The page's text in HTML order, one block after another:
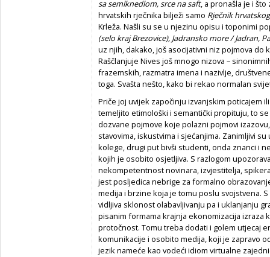
sa semlknedlom, srce na saft, a pronašla je i
hrvatskih rječnika bilježi samo Rječnik
Krleža. Našli su se u njezinu opisu i toponimi
(selo kraj Brezovice), Jadransko more / Jadran,
uz njih, dakako, još asocijativni niz pojmova do
Raščlanjuje Nives još mnogo nizova –
frazemskih, razmatra imena i nazivlje,
toga. Svašta nešto, kako bi rekao normalan
Priče joj uvijek započinju izvanjskim poticajem
temeljito etimološki i semantički propituju, to
dozvane pojmove koje polazni pojmovi
stavovima, iskustvima i sjećanjima. Zanimljivi
kolege, drugi put bivši studenti, onda znanci i
kojih je osobito osjetljiva. S razlogom
nekompetentnost novinara, izvjestitelja,
jest posljedica nebrige za formalno
medija i brzine koja je tomu poslu svojstvena.
vidljiva sklonost olabavljivanju pa i uklanjanju
pisanim formama krajnja ekonomizacija izraza
protočnost. Tomu treba dodati i golem utjecaj
komunikacije i osobito medija, koji je zapravo
jezik nameće kao vodeći idiom virtualne